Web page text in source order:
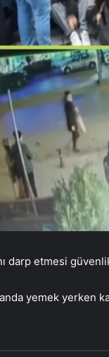
etmesi
yemek yerken